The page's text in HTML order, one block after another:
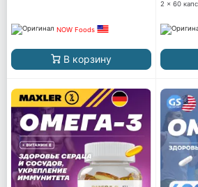
NOW Foods
В корзину
2 x 60